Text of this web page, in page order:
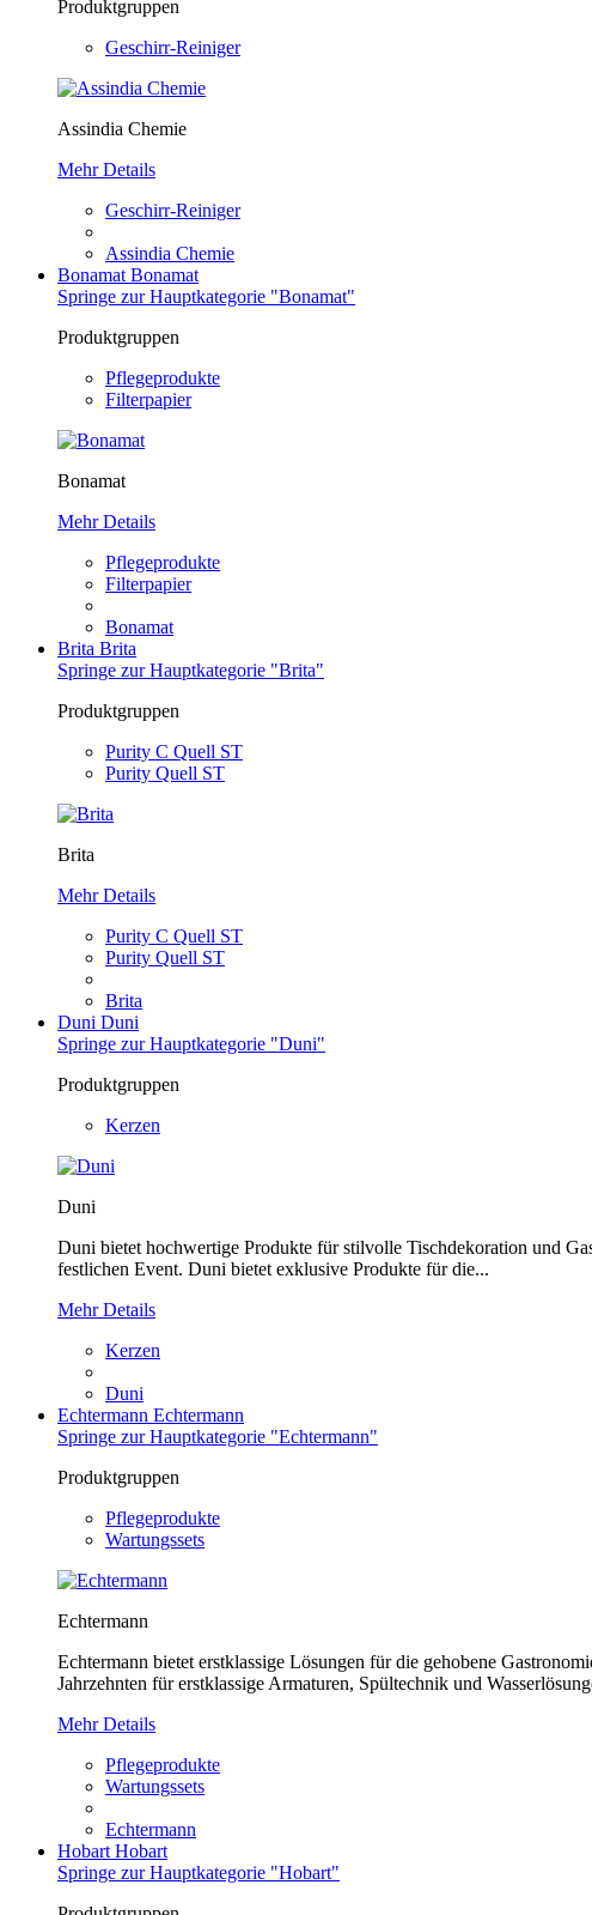
Produktgruppen
Geschirr-Reiniger
Assindia Chemie
Mehr Details
Geschirr-Reiniger
Assindia Chemie
Bonamat Bonamat
Springe zur Hauptkategorie "Bonamat"
Produktgruppen
Pflegeprodukte
Filterpapier
Bonamat
Mehr Details
Pflegeprodukte
Filterpapier
Bonamat
Brita Brita
Springe zur Hauptkategorie "Brita"
Produktgruppen
Purity C Quell ST
Purity Quell ST
Brita
Mehr Details
Purity C Quell ST
Purity Quell ST
Brita
Duni Duni
Springe zur Hauptkategorie "Duni"
Produktgruppen
Kerzen
Duni
Duni bietet hochwertige Produkte für stilvolle Tischdekoration und
festlichen Event. Duni bietet exklusive Produkte für die...
Mehr Details
Kerzen
Duni
Echtermann Echtermann
Springe zur Hauptkategorie "Echtermann"
Produktgruppen
Pflegeprodukte
Wartungssets
Echtermann
Echtermann bietet erstklassige Lösungen für die gehobene
Jahrzehnten für erstklassige Armaturen, Spültechnik und
Mehr Details
Pflegeprodukte
Wartungssets
Echtermann
Hobart Hobart
Springe zur Hauptkategorie "Hobart"